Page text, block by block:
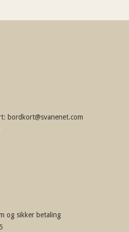
: bordkort@svanenet.com
og sikker betaling